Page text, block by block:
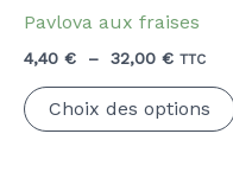
Pavlova aux fraises
4,40 € – 32,00 €Plage
prix :
4,40 €
TTC
Choix des options